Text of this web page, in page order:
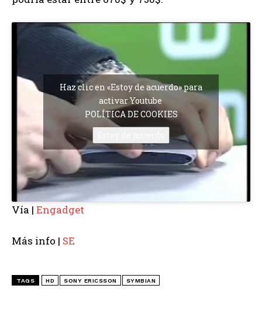
Haz clic en «Estoy de acuerdo» para
activar Youtube
POLÍTICA DE COOKIES
Vía | Engadget
Más info | SE
TAGS HD SONY ERICSSON SYMBIAN